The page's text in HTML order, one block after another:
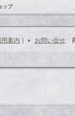
ップ
用案内 お問い合せ